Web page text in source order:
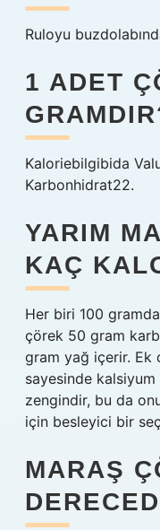
Ruloyu
1 ADET
Kaloriebilgibida
Karbonhidrat22.
YARIM
KAÇ
Her biri 100
çörek 50 gram
gram yağ içerir. Ek
sayesinde kalsiyum
zengindir, bu da
için besleyici bir
MARAŞ